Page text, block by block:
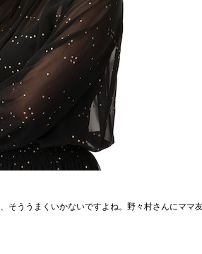
ううまくいかないですよね。野々村さんにママ